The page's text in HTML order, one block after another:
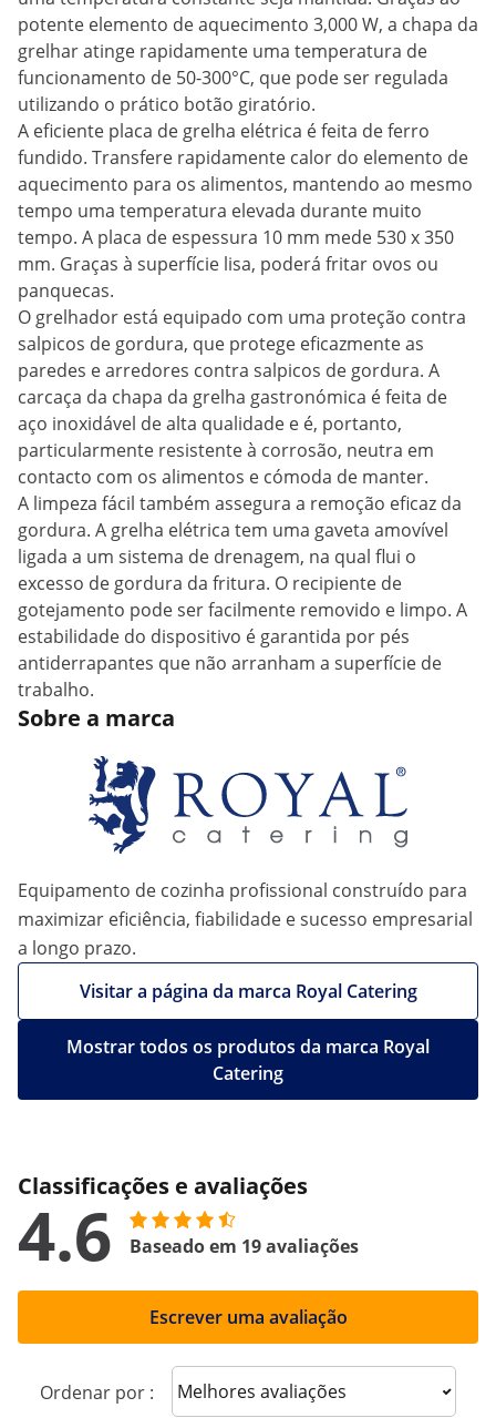
potente elemento de aquecimento 3,000 W, a chapa da
grelhar atinge rapidamente uma temperatura de
funcionamento de 50-300°C, que pode ser regulada
utilizando o prático botão giratório.
A eficiente placa de grelha elétrica é feita de ferro
fundido. Transfere rapidamente calor do elemento de
aquecimento para os alimentos, mantendo ao mesmo
tempo uma temperatura elevada durante muito
tempo. A placa de espessura 10 mm mede 530 x 350
mm. Graças à superfície lisa, poderá fritar ovos ou
panquecas.
O grelhador está equipado com uma proteção contra
salpicos de gordura, que protege eficazmente as
paredes e arredores contra salpicos de gordura. A
carcaça da chapa da grelha gastronómica é feita de
aço inoxidável de alta qualidade e é, portanto,
particularmente resistente à corrosão, neutra em
contacto com os alimentos e cómoda de manter.
A limpeza fácil também assegura a remoção eficaz da
gordura. A grelha elétrica tem uma gaveta amovível
ligada a um sistema de drenagem, na qual flui o
excesso de gordura da fritura. O recipiente de
gotejamento pode ser facilmente removido e limpo. A
estabilidade do dispositivo é garantida por pés
antiderrapantes que não arranham a superfície de
trabalho.
Sobre a marca
Equipamento de cozinha profissional construído para
maximizar eficiência, fiabilidade e sucesso empresarial
a longo prazo.
Visitar a página da marca Royal Catering
Mostrar todos os produtos da marca Royal
Catering
Classificações e avaliações
4.6 Baseado em 19 avaliações
Escrever uma avaliação
Ordenar por : Sort reviews